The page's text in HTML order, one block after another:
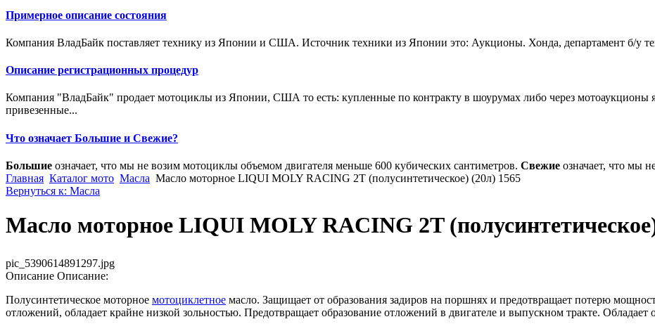
Примерное описание состояния
Компания ВладБайк поставляет технику из Японии и США. Источник техники из Японии это: Аукционы. Хонда, департамент б/у
Описание регистрационных процедур
Компания "ВладБайк" продает мотоциклы из Японии, США то есть: купленные по контракту в шоурумах либо через мотоаукционы
привезенные...
Что означает Большие и Свежие?
Большие означает, что мы не возим мотоциклы объемом двигателя меньше 600 кубических сантиметров. Свежие означает, что мы
Главная Каталог мото Масла Масло моторное LIQUI MOLY RACING 2T (полусинтетическое) (20л) 1565
Вернуться к: Масла
Масло моторное LIQUI MOLY RACING 2T
pic_5390614891297.jpg
Описание Описание:
Полусинтетическое моторное мотоциклетное масло. Защищает от образования задиров на поршнях и предотвращает потерю
отложений, обладает крайне низкой зольностью. Предотвращает образование отложений в двигателе и выпускном тракте.